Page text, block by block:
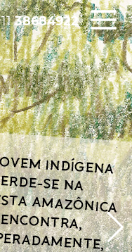
1138684922